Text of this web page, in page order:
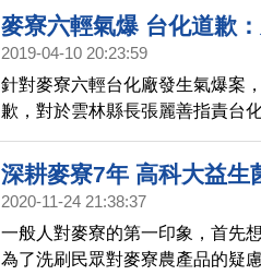
月也才發生過爆炸。
麥寮六輕氣爆 台化道歉
2019-04-10 20:23:59
針對麥寮六輕台化廠發生氣爆案
歉，對於雲林縣長張麗善指責台
實以對，未來也將祭出4大作法
深耕麥寮7年 高科大益生
2020-11-24 21:38:37
一般人對麥寮的第一印象，首先
為了洗刷民眾對麥寮農產品的疑